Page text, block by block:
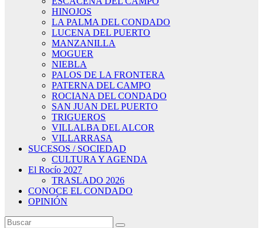
HINOJOS
LA PALMA DEL CONDADO
LUCENA DEL PUERTO
MANZANILLA
MOGUER
NIEBLA
PALOS DE LA FRONTERA
PATERNA DEL CAMPO
ROCIANA DEL CONDADO
SAN JUAN DEL PUERTO
TRIGUEROS
VILLALBA DEL ALCOR
VILLARRASA
SUCESOS / SOCIEDAD
CULTURA Y AGENDA
El Rocío 2027
TRASLADO 2026
CONOCE EL CONDADO
OPINIÓN